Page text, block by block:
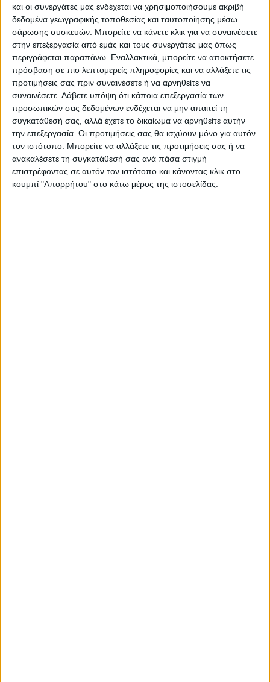
και οι συνεργάτες μας ενδέχεται να χρησιμοποιήσουμε ακριβή
δεδομένα γεωγραφικής τοποθεσίας και ταυτοποίησης μέσω
σάρωσης συσκευών. Μπορείτε να κάνετε κλικ για να συναινέσετε
στην επεξεργασία από εμάς και τους συνεργάτες μας όπως
περιγράφεται παραπάνω. Εναλλακτικά, μπορείτε να αποκτήσετε
πρόσβαση σε πιο λεπτομερείς πληροφορίες και να αλλάξετε τις
προτιμήσεις σας πριν συναινέσετε ή να αρνηθείτε να
συναινέσετε. Λάβετε υπόψη ότι κάποια επεξεργασία των
προσωπικών σας δεδομένων ενδέχεται να μην απαιτεί τη
συγκατάθεσή σας, αλλά έχετε το δικαίωμα να αρνηθείτε αυτήν
την επεξεργασία. Οι προτιμήσεις σας θα ισχύουν μόνο για αυτόν
τον ιστότοπο. Μπορείτε να αλλάξετε τις προτιμήσεις σας ή να
ανακαλέσετε τη συγκατάθεσή σας ανά πάσα στιγμή
επιστρέφοντας σε αυτόν τον ιστότοπο και κάνοντας κλικ στο
κουμπί "Απορρήτου" στο κάτω μέρος της ιστοσελίδας.
ΝΕΟΣ ΑΓΩΝ
https://neosagon.gr
Η Αρχαιότερη Καθημερινή Πρωινή Εφημερίδα της Καρδίτσας
ΠΑΡΟΜΟΙΑ ΑΡΘΡΑ